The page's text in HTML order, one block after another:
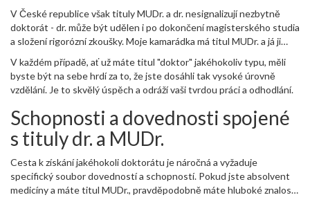
Británie a Austrálie, je titul doktora udělen jako nejvyšší akademický
titul a odkazuje na to, že člověk dosáhl nejvyšší úrovně vzdělanosti
ve svém oboru.
V České republice však tituly MUDr. a dr. nesignalizují nezbytně
doktorát - dr. může být udělen i po dokončení magisterského studia
a složení rigorózní zkoušky. Moje kamarádka má titul MUDr. a já ji
medicíny je opravdu náročné!
V každém případě, ať už máte titul "doktor" jakéhokoliv typu, měli
byste být na sebe hrdí za to, že jste dosáhli tak vysoké úrovně
vzdělání. Je to skvělý úspěch a odráží vaši tvrdou práci a odhodlání.
Schopnosti a dovednosti spojené
s tituly dr. a MUDr.
Cesta k získání jakéhokoli doktorátu je náročná a vyžaduje
specifický soubor dovedností a schopností. Pokud jste absolvent
medicíny a máte titul MUDr., pravděpodobně máte hluboké znalosti